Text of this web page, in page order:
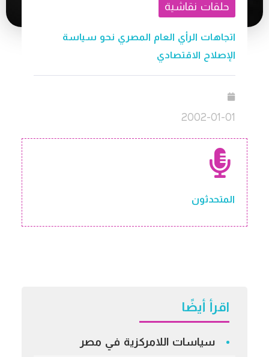
حلقات نقاشية
اتجاهات الرأي العام المصري نحو سياسة
الإصلاح الاقتصادي
2002-01-01
المتحدثون
اقرأ أيضًا
سياسات اللامركزية في مصر